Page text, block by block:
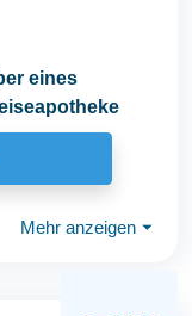
eines
Mehr anzeigen ⏷